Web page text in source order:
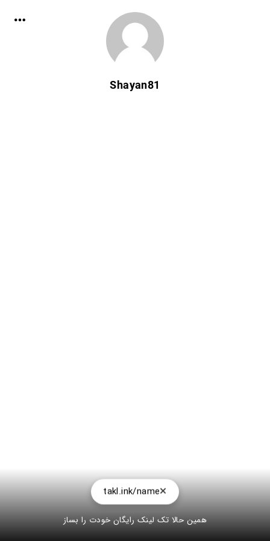
Shayan81
takl.ink/name
همین حالا تک لینک رایگان خودت را بساز